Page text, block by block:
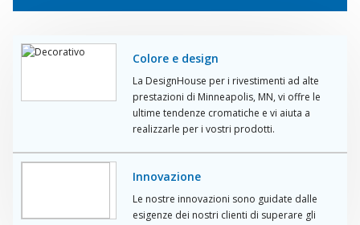
Colore e design
La DesignHouse per i rivestimenti ad alte
prestazioni di Minneapolis, MN, vi offre le
ultime tendenze cromatiche e vi aiuta a
realizzarle per i vostri prodotti.
Innovazione
Le nostre innovazioni sono guidate dalle
esigenze dei nostri clienti di superare gli